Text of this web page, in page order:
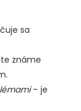
sa
známe
– je